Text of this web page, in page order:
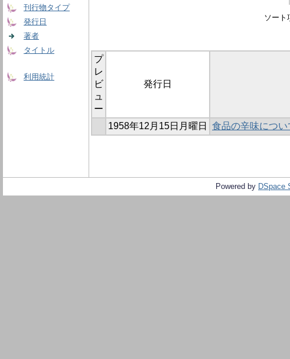
刊行物タイプ
発行日
著者
タイトル
利用統計
ソート
プ
レ
ビ
ュ
ー
発行日
1958年12月15日月曜日 食品の辛味につ
Powered by DSpace